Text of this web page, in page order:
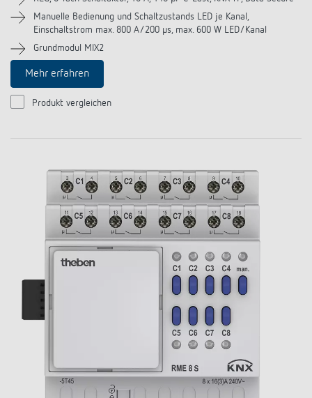
Manuelle Bedienung und Schaltzustands LED je Kanal,
Einschaltstrom max. 800 A/200 µs, max. 600 W LED/Kanal
Grundmodul MIX2
Mehr erfahren
Produkt vergleichen